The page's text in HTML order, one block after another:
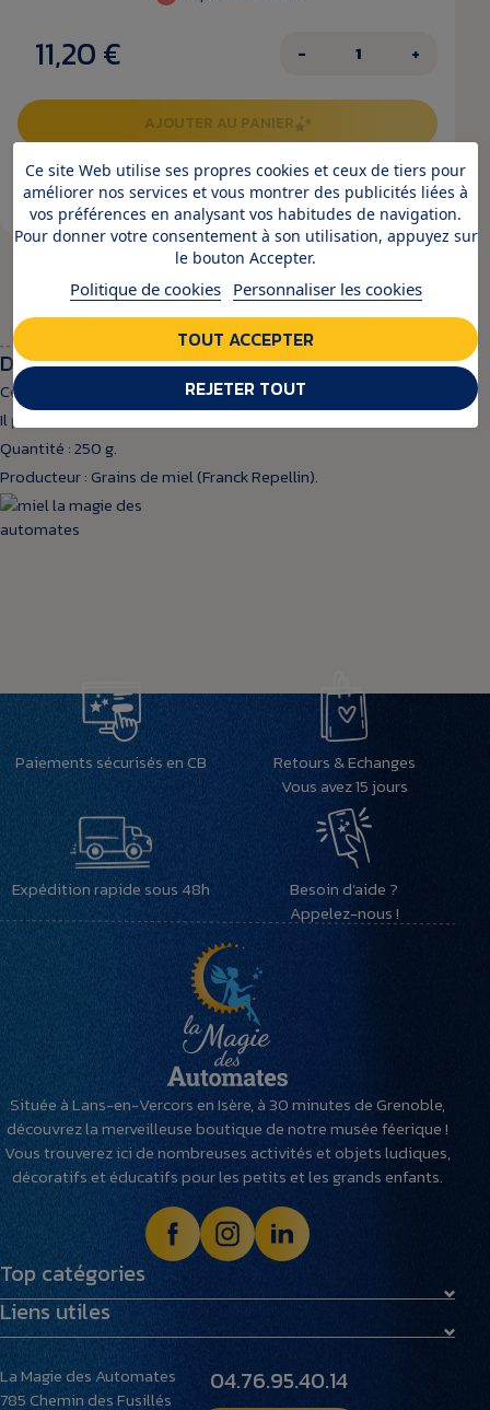
11,20 € − +
AJOUTER AU PANIER
PRÉVENEZ-MOI LORSQUE LE
PRODUIT EST DISPONIBLE
Expédition rapide
sous 48h
Paiements sécurisés
en CB et Paypal
Livraison offerte
dès 65€ d’achat
Description
Ce miel est un produit issu de l'agriculture biologique.
Il provient des fleurs de lavande.
Quantité : 250 g.
Producteur : Grains de miel (Franck Repellin).
Paiements sécurisés en CB
Retours & Echanges
Vous avez 15 jours
Expédition rapide sous 48h
Besoin d’aide ?
Appelez-nous !
Située à Lans-en-Vercors en Isère, à 30 minutes de Grenoble,
découvrez la merveilleuse boutique de notre musée féerique !
Vous trouverez ici de nombreuses activités et objets ludiques,
décoratifs et éducatifs pour les petits et les grands enfants.
Top catégories
Maquettes
Peluches
Villages miniatures
Liens utiles
Livraison et retours
Foire aux questions
Le musée
Ce site Web utilise ses propres cookies et ceux de tiers pour
améliorer nos services et vous montrer des publicités liées à
vos préférences en analysant vos habitudes de navigation.
Pour donner votre consentement à son utilisation, appuyez sur
le bouton Accepter.
Politique de cookies Personnaliser les cookies
REJETER TOUT
TOUT ACCEPTER
La Magie des Automates
785 Chemin des Fusillés
04.76.95.40.14